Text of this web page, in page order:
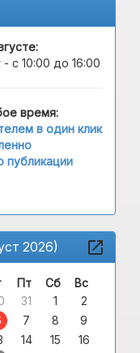
:
с 10:00 до 16:00
время:
в один клик
2026)
Пт Сб
Вс
31 1
2
7 8
9
14 15
16